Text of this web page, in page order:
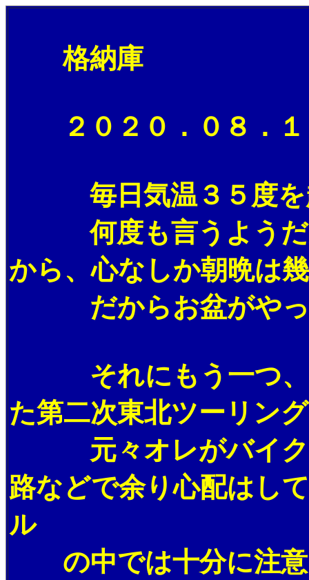
格納庫
２０２０．０８．１
毎日気温３５度を超
何度も言うようだが
から、心なしか朝晩は
だからお盆がやっ
それにもう一つ、お
た第二次東北ツーリン
元々オレがバイクで
路などで余り心配はし
ル
の中では十分に注意